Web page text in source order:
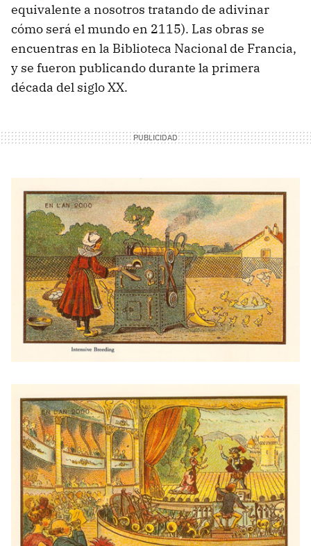
equivalente a nosotros tratando de adivinar
cómo será el mundo en 2115). Las obras se
encuentras en la Biblioteca Nacional de Francia,
y se fueron publicando durante la primera
década del siglo XX.